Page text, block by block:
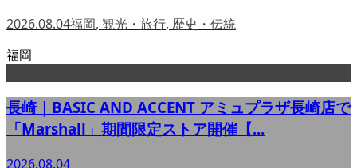
2026.08.04福岡, 観光・旅行, 歴史・伝統
福岡
長崎｜BASIC AND ACCENT アミュプラザ長崎店で
「Marshall」期間限定ストア開催【...
2026.08.04